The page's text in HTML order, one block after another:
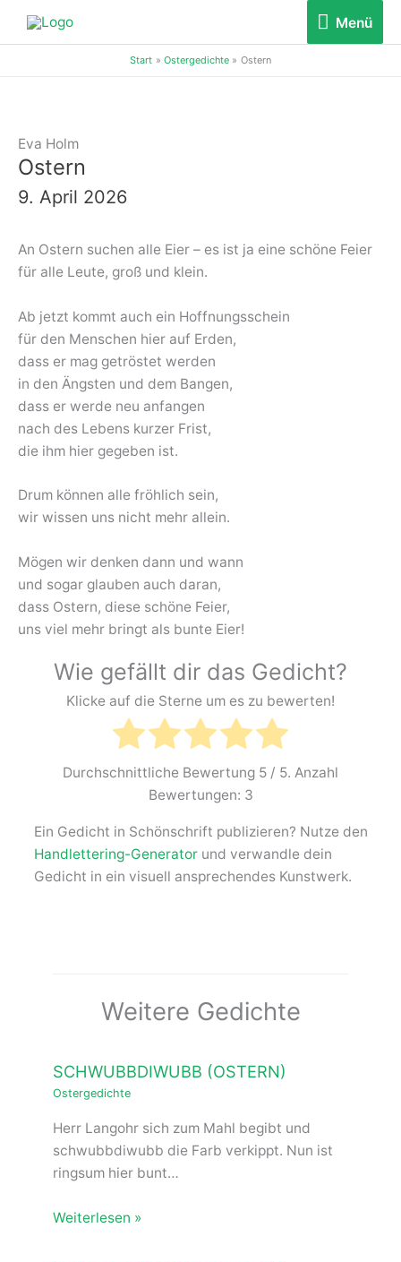
Inhalt
Menü
Menü
Start Ostergedichte Ostern
Eva Holm
Ostern
9. April 2026
An Ostern suchen alle Eier – es ist ja eine schöne Feier
für alle Leute, groß und klein.
Ab jetzt kommt auch ein Hoffnungsschein
für den Menschen hier auf Erden,
dass er mag getröstet werden
in den Ängsten und dem Bangen,
dass er werde neu anfangen
nach des Lebens kurzer Frist,
die ihm hier gegeben ist.
Drum können alle fröhlich sein,
wir wissen uns nicht mehr allein.
Mögen wir denken dann und wann
und sogar glauben auch daran,
dass Ostern, diese schöne Feier,
uns viel mehr bringt als bunte Eier!
Wie gefällt dir das Gedicht?
Klicke auf die Sterne um es zu bewerten!
Durchschnittliche Bewertung 5 / 5. Anzahl
Bewertungen: 3
Ein Gedicht in Schönschrift publizieren? Nutze den
Handlettering-Generatorund verwandle dein
Gedicht in ein visuell ansprechendes Kunstwerk.
Weitere Gedichte
SCHWUBBDIWUBB (OSTERN)
Ostergedichte
Herr Langohr sich zum Mahl begibt und
schwubbdiwubb die Farb verkippt. Nun ist
ringsum hier bunt…
Weiterlesen »